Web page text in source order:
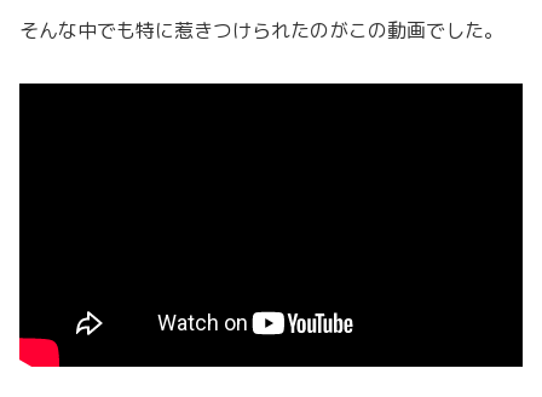
そんな中でも特に惹きつけられたのがこの動画でした。